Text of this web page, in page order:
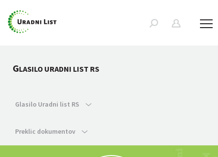
GLASILO URADNI LIST RS
Glasilo Uradni list RS
Preklic dokumentov